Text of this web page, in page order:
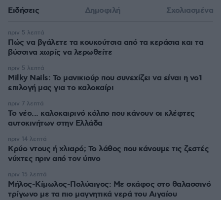
Ειδήσεις Δημοφιλή Σχολιασμένα
Πώς να βγάλετε τα κουκούτσια από τα κεράσια και τα
βύσσινα χωρίς να λερωθείτε
πριν 5 λεπτά
Milky Nails: Το μανικιούρ που συνεχίζει να είναι η νο1
επιλογή μας για το καλοκαίρι
πριν 5 λεπτά
Το νέο... καλοκαιρινό κόλπο που κάνουν οι κλέφτες
αυτοκινήτων στην Ελλάδα
πριν 7 λεπτά
Κρύο ντους ή χλιαρό; Το λάθος που κάνουμε τις ζεστές
νύχτες πριν από τον ύπνο
πριν 14 λεπτά
Μήλος-Κίμωλος-Πολύαιγος: Με σκάφος στο θαλασσινό
τρίγωνο με τα πιο μαγνητικά νερά του Αιγαίου
πριν 15 λεπτά